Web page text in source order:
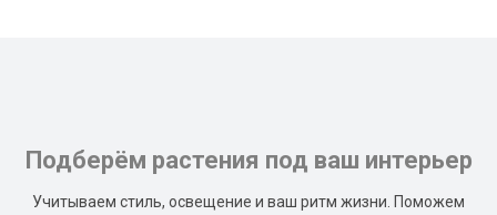
Подберём растения под ваш интерьер
Учитываем стиль, освещение и ваш ритм жизни. Поможем